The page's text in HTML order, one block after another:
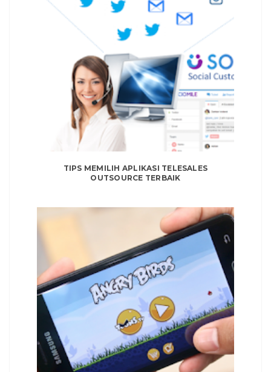
TIPS MEMILIH APLIKASI TELESALES
OUTSOURCE TERBAIK